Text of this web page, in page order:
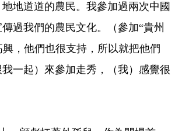
地道道的農民。我參加過兩次中國
過我們的農民文化。（參加“貴州
，他們也很支持，所以就把他們
一起）來參加走秀，（我）感覺很